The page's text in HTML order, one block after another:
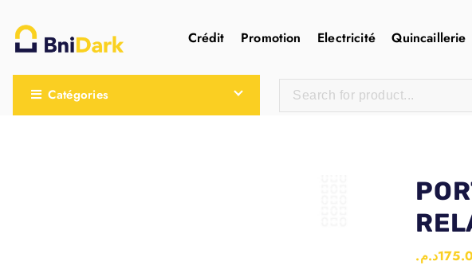
Crédit Promotion Electricité Quincaillerie
Catégories
د.م.